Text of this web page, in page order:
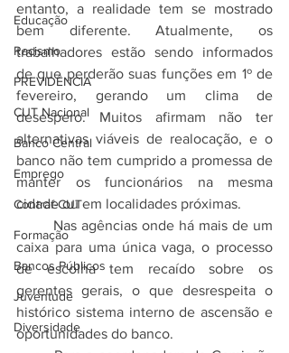
Educação
Racismo
PREVIDÊNCIA
CUT Nacional
Banco Central
Emprego
Contraf-CUT
Formação
Bancos Públicos
Juventude
Diversidade
entanto, a realidade tem se mostrado
bem diferente. Atualmente, os
trabalhadores estão sendo informados
de que perderão suas funções em 1º de
fevereiro, gerando um clima de
desespero. Muitos afirmam não ter
alternativas viáveis de realocação, e o
banco não tem cumprido a promessa de
manter os funcionários na mesma
cidade ou em localidades próximas.
caixa para uma única vaga, o processo
de escolha tem recaído sobre os
gerentes gerais, o que desrespeita o
histórico sistema interno de ascensão e
oportunidades do banco.